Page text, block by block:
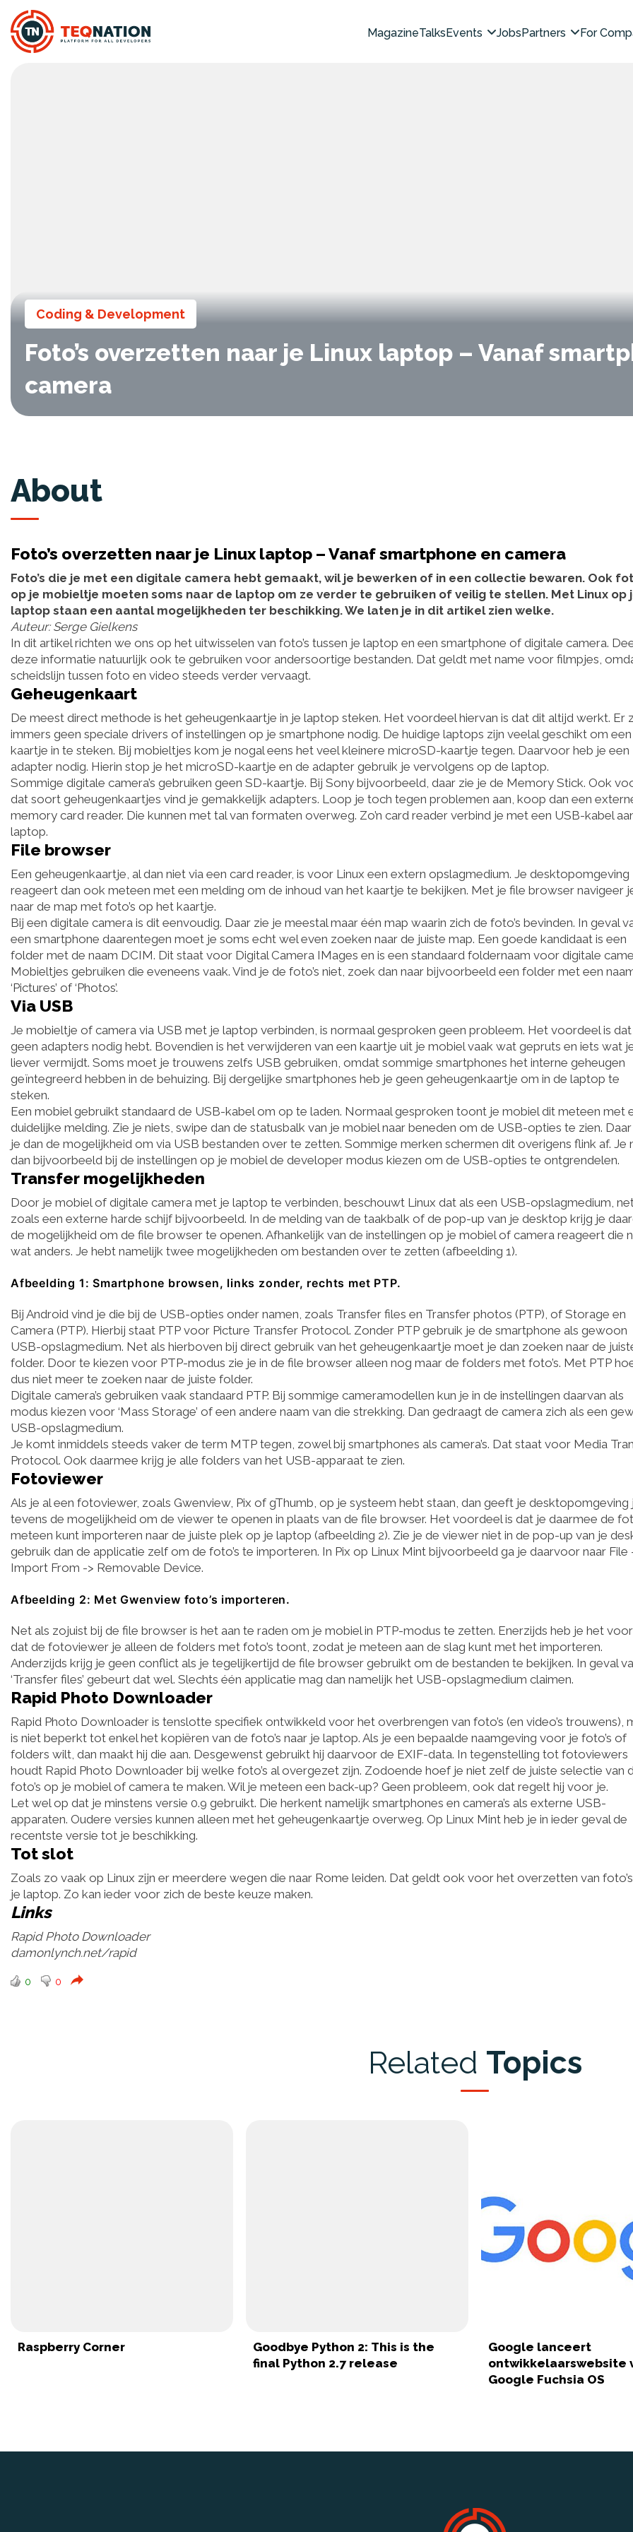
MagazineTalksEvents JobsPartners For
Coding & Development
Foto’s overzetten naar je Linux laptop – Vanaf
camera
About
Foto’s overzetten naar je Linux laptop – Vanaf smartphone en camera
Foto’s die je met een digitale camera hebt gemaakt, wil je bewerken of in een collectie bewaren. Ook
op je mobieltje moeten soms naar de laptop om ze verder te gebruiken of veilig te stellen. Met Linux op
laptop staan een aantal mogelijkheden ter beschikking. We laten je in dit artikel zien welke.
Auteur: Serge Gielkens
In dit artikel richten we ons op het uitwisselen van foto’s tussen je laptop en een smartphone of digitale camera.
deze informatie natuurlijk ook te gebruiken voor andersoortige bestanden. Dat geldt met name voor filmpjes,
scheidslijn tussen foto en video steeds verder vervaagt.
Geheugenkaart
De meest direct methode is het geheugenkaartje in je laptop steken. Het voordeel hiervan is dat dit altijd werkt. Er
immers geen speciale drivers of instellingen op je smartphone nodig. De huidige laptops zijn veelal geschikt om
kaartje in te steken. Bij mobieltjes kom je nogal eens het veel kleinere microSD-kaartje tegen. Daarvoor heb je een
adapter nodig. Hierin stop je het microSD-kaartje en de adapter gebruik je vervolgens op de laptop.
Sommige digitale camera’s gebruiken geen SD-kaartje. Bij Sony bijvoorbeeld, daar zie je de Memory Stick. Ook
dat soort geheugenkaartjes vind je gemakkelijk adapters. Loop je toch tegen problemen aan, koop dan een
memory card reader. Die kunnen met tal van formaten overweg. Zo’n card reader verbind je met een USB-kabel
laptop.
File browser
Een geheugenkaartje, al dan niet via een card reader, is voor Linux een extern opslagmedium. Je desktopomgeving
reageert dan ook meteen met een melding om de inhoud van het kaartje te bekijken. Met je file browser navigeer
naar de map met foto’s op het kaartje.
Bij een digitale camera is dit eenvoudig. Daar zie je meestal maar één map waarin zich de foto’s bevinden. In geval
een smartphone daarentegen moet je soms echt wel even zoeken naar de juiste map. Een goede kandidaat is een
folder met de naam DCIM. Dit staat voor Digital Camera IMages en is een standaard foldernaam voor digitale
Mobieltjes gebruiken die eveneens vaak. Vind je de foto’s niet, zoek dan naar bijvoorbeeld een folder met een
‘Pictures’ of ‘Photos’.
Via USB
Je mobieltje of camera via USB met je laptop verbinden, is normaal gesproken geen probleem. Het voordeel is
geen adapters nodig hebt. Bovendien is het verwijderen van een kaartje uit je mobiel vaak wat gepruts en iets wat
liever vermijdt. Soms moet je trouwens zelfs USB gebruiken, omdat sommige smartphones het interne geheugen
geïntegreerd hebben in de behuizing. Bij dergelijke smartphones heb je geen geheugenkaartje om in de laptop te
steken.
Een mobiel gebruikt standaard de USB-kabel om op te laden. Normaal gesproken toont je mobiel dit meteen met
duidelijke melding. Zie je niets, swipe dan de statusbalk van je mobiel naar beneden om de USB-opties te zien.
je dan de mogelijkheid om via USB bestanden over te zetten. Sommige merken schermen dit overigens flink af. Je
dan bijvoorbeeld bij de instellingen op je mobiel de developer modus kiezen om de USB-opties te ontgrendelen.
Transfer mogelijkheden
Door je mobiel of digitale camera met je laptop te verbinden, beschouwt Linux dat als een USB-opslagmedium,
zoals een externe harde schijf bijvoorbeeld. In de melding van de taakbalk of de pop-up van je desktop krijg je
de mogelijkheid om de file browser te openen. Afhankelijk van de instellingen op je mobiel of camera reageert die
wat anders. Je hebt namelijk twee mogelijkheden om bestanden over te zetten (afbeelding 1).
Afbeelding 1: Smartphone browsen, links zonder, rechts met PTP.
Bij Android vind je die bij de USB-opties onder namen, zoals Transfer files en Transfer photos (PTP), of Storage en
Camera (PTP). Hierbij staat PTP voor Picture Transfer Protocol. Zonder PTP gebruik je de smartphone als gewoon
USB-opslagmedium. Net als hierboven bij direct gebruik van het geheugenkaartje moet je dan zoeken naar de
folder. Door te kiezen voor PTP-modus zie je in de file browser alleen nog maar de folders met foto’s. Met PTP
dus niet meer te zoeken naar de juiste folder.
Digitale camera’s gebruiken vaak standaard PTP. Bij sommige cameramodellen kun je in de instellingen daarvan als
modus kiezen voor ‘Mass Storage’ of een andere naam van die strekking. Dan gedraagt de camera zich als een
USB-opslagmedium.
Je komt inmiddels steeds vaker de term MTP tegen, zowel bij smartphones als camera’s. Dat staat voor Media
Protocol. Ook daarmee krijg je alle folders van het USB-apparaat te zien.
Fotoviewer
Als je al een fotoviewer, zoals Gwenview, Pix of gThumb, op je systeem hebt staan, dan geeft je desktopomgeving
tevens de mogelijkheid om de viewer te openen in plaats van de file browser. Het voordeel is dat je daarmee de
meteen kunt importeren naar de juiste plek op je laptop (afbeelding 2). Zie je de viewer niet in de pop-up van je
gebruik dan de applicatie zelf om de foto’s te importeren. In Pix op Linux Mint bijvoorbeeld ga je daarvoor naar File
Import From -> Removable Device.
Afbeelding 2: Met Gwenview foto’s importeren.
Net als zojuist bij de file browser is het aan te raden om je mobiel in PTP-modus te zetten. Enerzijds heb je het
dat de fotoviewer je alleen de folders met foto’s toont, zodat je meteen aan de slag kunt met het importeren.
Anderzijds krijg je geen conflict als je tegelijkertijd de file browser gebruikt om de bestanden te bekijken. In geval
‘Transfer files’ gebeurt dat wel. Slechts één applicatie mag dan namelijk het USB-opslagmedium claimen.
Rapid Photo Downloader
Rapid Photo Downloader is tenslotte specifiek ontwikkeld voor het overbrengen van foto’s (en video’s trouwens),
is niet beperkt tot enkel het kopiëren van de foto’s naar je laptop. Als je een bepaalde naamgeving voor je foto’s of
folders wilt, dan maakt hij die aan. Desgewenst gebruikt hij daarvoor de EXIF-data. In tegenstelling tot fotoviewers
houdt Rapid Photo Downloader bij welke foto’s al overgezet zijn. Zodoende hoef je niet zelf de juiste selectie van
foto’s op je mobiel of camera te maken. Wil je meteen een back-up? Geen probleem, ook dat regelt hij voor je.
Let wel op dat je minstens versie 0.9 gebruikt. Die herkent namelijk smartphones en camera’s als externe USB-
apparaten. Oudere versies kunnen alleen met het geheugenkaartje overweg. Op Linux Mint heb je in ieder geval de
recentste versie tot je beschikking.
Tot slot
Zoals zo vaak op Linux zijn er meerdere wegen die naar Rome leiden. Dat geldt ook voor het overzetten van
je laptop. Zo kan ieder voor zich de beste keuze maken.
Links
Rapid Photo Downloader
damonlynch.net/rapid
0 0
Related Topics
Raspberry Corner
Goodbye Python 2: This is the
final Python 2.7 release
Google lanceert
ontwikkelaarswebsite
Google Fuchsia OS